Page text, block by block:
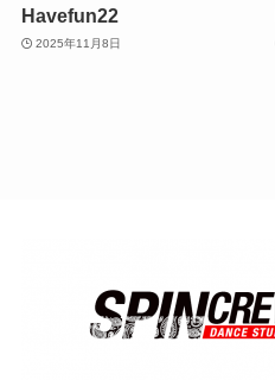
Havefun22
2025年11月8日